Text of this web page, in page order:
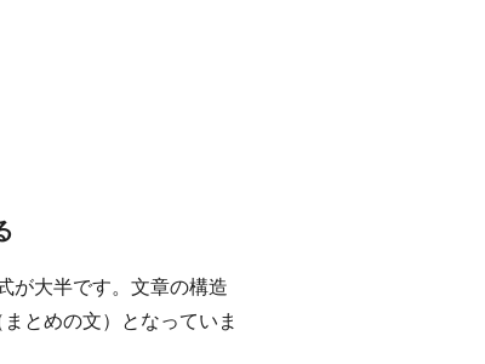
が大半です。文章の構造
とめの文）となっていま